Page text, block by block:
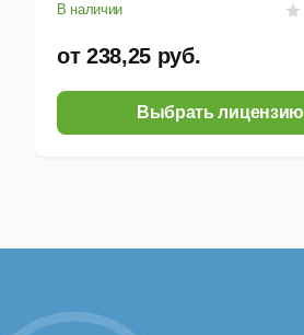
В наличии
от 238,25 руб.
Выбрать лицензию